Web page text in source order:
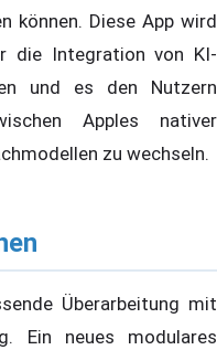
können. Diese App wird
die Integration von KI-
und es den Nutzern
Apples nativer
zu wechseln.
Überarbeitung mit
Ein neues modulares